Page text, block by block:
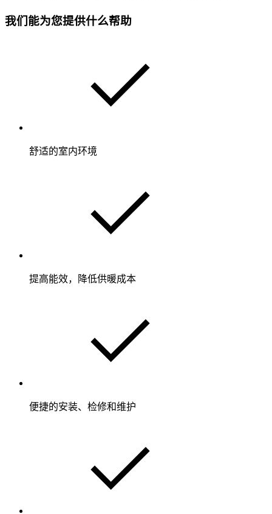
我们能为您提供什么帮助
舒适的室内环境
提高能效，降低供暖成本
便捷的安装、检修和维护